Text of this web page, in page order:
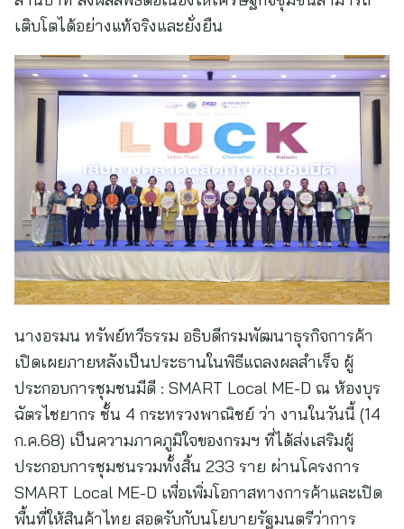
เติบโตได้อย่างแท้จริงและยั่งยืน
นางอรมน ทรัพย์ทวีธรรม อธิบดีกรมพัฒนาธุรกิจการค้า
เปิดเผยภายหลังเป็นประธานในพิธีแถลงผลสำเร็จ ผู้
ประกอบการชุมชนมีดี : SMART Local ME-D ณ ห้องบุร
ฉัตรไชยากร ชั้น 4 กระทรวงพาณิชย์ ว่า งานในวันนี้ (14
ก.ค.68) เป็นความภาคภูมิใจของกรมฯ ที่ได้ส่งเสริมผู้
ประกอบการชุมชนรวมทั้งสิ้น 233 ราย ผ่านโครงการ
SMART Local ME-D เพื่อเพิ่มโอกาสทางการค้าและเปิด
พื้นที่ให้สินค้าไทย สอดรับกับนโยบายรัฐมนตรีว่าการ